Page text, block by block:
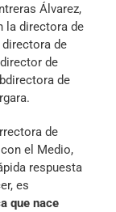
Álvarez,
la directora de
directora de
de
de
de
el Medio,
respuesta
es
que nace